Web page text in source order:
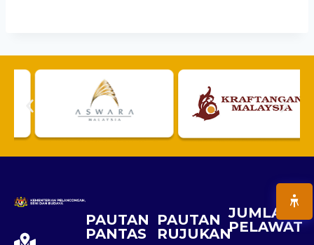
PAUTAN
PANTAS
PAUTAN
RUJUKAN
JUMLAH
PELAWAT